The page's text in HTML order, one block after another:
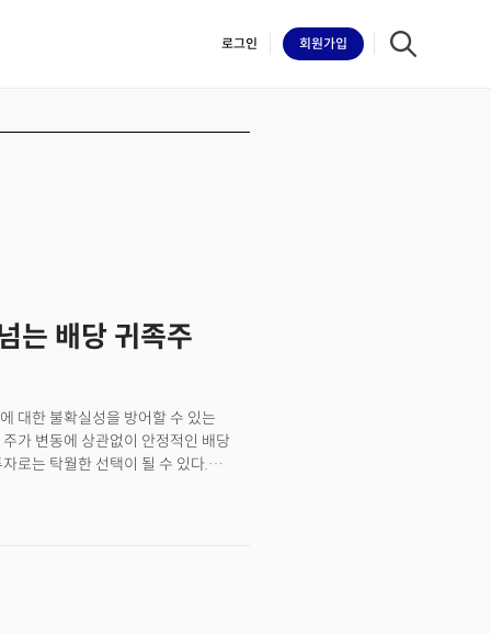
로그인 회원가입
는 배당 귀족주
대한 불확실성을 방어할 수 있는
가 변동에 상관없이 안정적인 배당
로는 탁월한 선택이 될 수 있다.
상 연속으로 배당을 증가시킨 기업
다. 실제 이 요구사항에 부합하는